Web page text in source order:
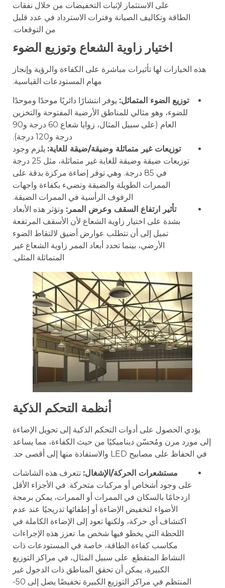
على الاستثمار لإثبات التخفيضات من خلال نفقات
الطاقة وتكاليف الصيانة وفترات الاسترداد في عدد قليل
من التوقعات.
اختيار زاوية الشعاع وتوزيع الضوء
هذه الخيارات لها تأثيرات مباشرة على الكفاءة والرؤية وإنجاز
مهام المستودعات القياسية.
توزيع الضوء المتماثل: يوفر انتشارًا دائريًا موحدًا وموحدًا
للضوء، وهو مثالي للمناطق الأرضية المفتوحة والتخزين
العام (على سبيل المثال، زوايا شعاع 60 درجة و90
درجة و120 درجة).
توزيعات غير متماثلة وضيقة/ضيقة للغاية: يلزم وجود
توزيعات ضيقة وضيقة للغاية غير متماثلة، مثل 25 درجة
في 85 درجة. وهي توفر إضاءة مركزة بدقة على
الممرات الطويلة والضيقة وتضيء بكفاءة واجهات
الرفوف الرأسية في الممرات الضيقة.
تأثير ارتفاع السقف وعرض الممر: وتؤثر هذه الأبعاد
بشدة على اختيار زاوية الشعاع لأن الأسقف المرتفعة
تميل إلى أن تتطلب عوارض أضيق لالتقاط الضوء
الأرضي، بينما تحدد أبعاد الممر زاوية الشعاع غير
المتماثلة المثلى.
أنظمة التحكم الذكية
يؤدي الحصول على أدوات التحكم الذكية إلى تحويل الإضاءة
إلى مورد مرن ومُحسّن ديناميكيًا من حيث الكفاءة، مما يساعد
في الحفاظ على مصابيح LED والاستفادة منها إلى أقصى حد.
مستشعرات الحركة/الإشغال: تتعرف هذه الشاشات
على وجود أشخاص أو مركبات متحركة. في الأجزاء الأقل
ازدحامًا بالسكان في الممرات أو الممرات، يمكن برمجة
الأضواء لتخفيض الإضاءة أو إطفائها تدريجيًا عند عدم
اكتشاف أي حركة، ولكنها تعود إلى الإضاءة الكاملة في
اللحظة التي يخطو فيها شخص ما. تعزز هذه الإجراءات
مكاسب كفاءة الطاقة، خاصة في المستودعات ذات
النشاط المتقطع. على سبيل المثال، في مراكز التوزيع
الكبيرة، يمكن أن تحقق المناطق ذات الدخول غير
المنتظم في مراكز التوزيع الكبيرة تخفيضًا يصل إلى 50-